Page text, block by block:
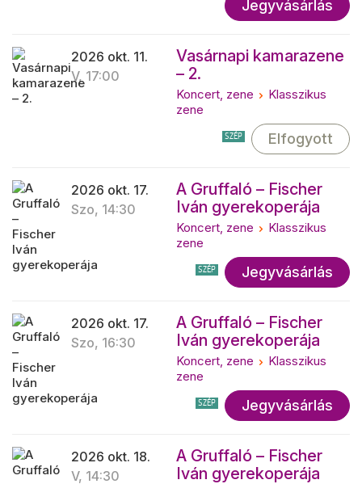
Jegyvásárlás
2026 okt. 11.
V, 17:00
Vasárnapi kamarazene
– 2.
Koncert, zene
Klasszikus
zene
SZÉP Elfogyott
2026 okt. 17.
Szo, 14:30
A Gruffaló – Fischer
Iván gyerekoperája
Koncert, zene
Klasszikus
zene
SZÉP Jegyvásárlás
2026 okt. 17.
Szo, 16:30
A Gruffaló – Fischer
Iván gyerekoperája
Koncert, zene
Klasszikus
zene
SZÉP Jegyvásárlás
2026 okt. 18.
V, 14:30
A Gruffaló – Fischer
Iván gyerekoperája